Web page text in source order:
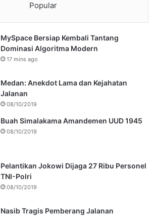
Popular
MySpace Bersiap Kembali Tantang
Dominasi Algoritma Modern
17 mins ago
Medan: Anekdot Lama dan Kejahatan
Jalanan
08/10/2019
Buah Simalakama Amandemen UUD 1945
08/10/2019
Pelantikan Jokowi Dijaga 27 Ribu Personel
TNI-Polri
08/10/2019
Nasib Tragis Pemberang Jalanan